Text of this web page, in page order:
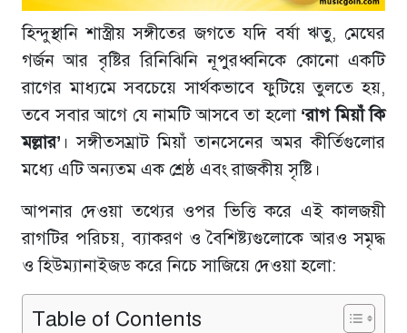
হিন্দুস্থানি শাস্ত্রীয় সঙ্গীতের জগতে যদি বর্ষা ঋতু, মেঘের
গর্জন আর বৃষ্টির রিনিঝিনি নূপুরধ্বনিকে কোনো একটি
রাগের মাধ্যমে সবচেয়ে সার্থকভাবে ফুটিয়ে তুলতে হয়,
তবে সবার আগে যে নামটি আসবে তা হলো ‘রাগ মিয়াঁ কি
মল্লার’ । সঙ্গীতসম্রাট মিয়াঁ তানসেনের অমর কীর্তিগুলোর
মধ্যে এটি অন্যতম এক শ্রেষ্ঠ এবং রাজকীয় সৃষ্টি।
আপনার দেওয়া তথ্যের ওপর ভিত্তি করে এই কালজয়ী
রাগটির পরিচয়, ব্যাকরণ ও বৈশিষ্ট্যগুলোকে আরও সমৃদ্ধ
ও হিউম্যানাইজড করে নিচে সাজিয়ে দেওয়া হলো:
Table of Contents